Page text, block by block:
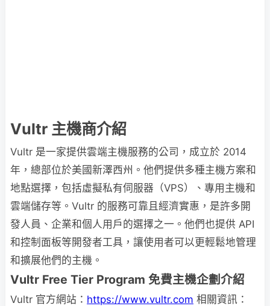
Vultr 主機商介紹
Vultr 是一家提供雲端主機服務的公司，成立於 2014
年，總部位於美國新澤西州。他們提供多種主機方案和
地點選擇，包括虛擬私有伺服器（VPS）、專用主機和
雲端儲存等。Vultr 的服務可靠且經濟實惠，是許多開
發人員、企業和個人用戶的選擇之一。他們也提供 API
和控制面板等開發者工具，讓使用者可以更輕鬆地管理
和擴展他們的主機。
Vultr Free Tier Program 免費主機企劃介紹
Vultr 官方網站： https://www.vultr.com 相關資訊：